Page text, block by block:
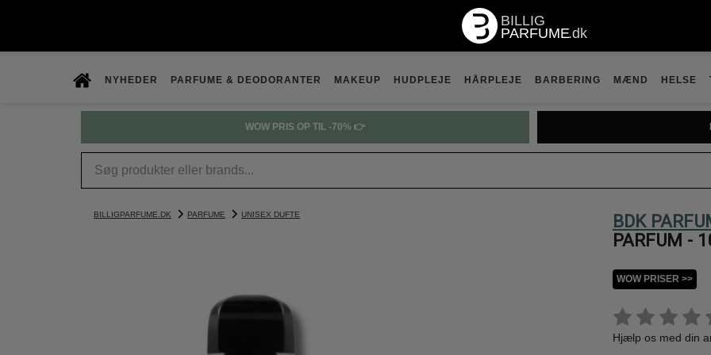
NYHEDER PARFUME & DEODORANTER MAKEUP HUDPLEJE HÅRPLEJE BARBERING MÆND HELSE
WOW PRIS OP TIL -70% 👉
BILLIGPARFUME.DK PARFUME UNISEX DUFTE
BDK
PARFUM -
WOW PRISER >>
Hjælp os med din